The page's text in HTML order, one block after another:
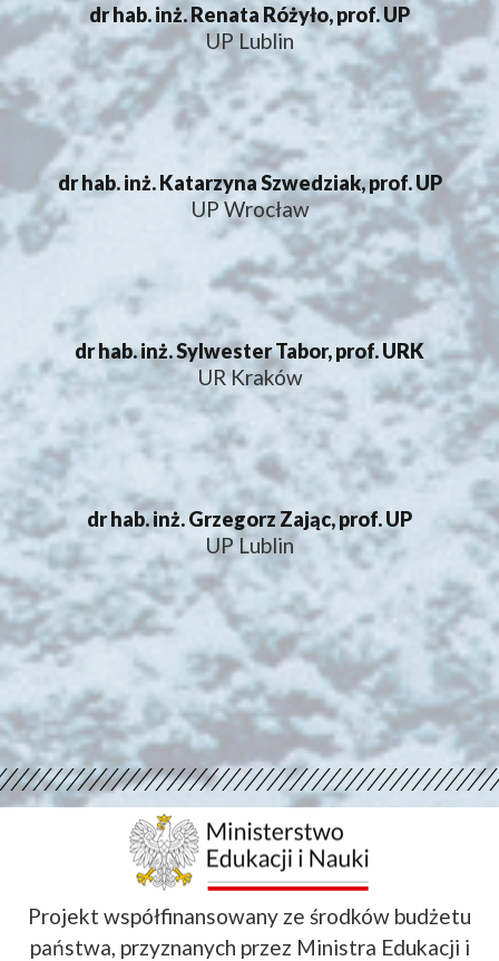
dr hab. inż. Renata Różyło, prof. UP
UP Lublin
dr hab. inż. Katarzyna Szwedziak, prof. UP
UP Wrocław
dr hab. inż. Sylwester Tabor, prof. URK
UR Kraków
dr hab. inż. Grzegorz Zając, prof. UP
UP Lublin
Projekt współfinansowany ze środków budżetu
państwa, przyznanych przez Ministra Edukacji i